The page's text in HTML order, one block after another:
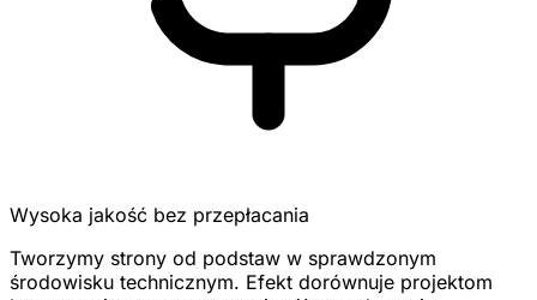
Wysoka jakość bez przepłacania
Tworzymy strony od podstaw w sprawdzonym
środowisku technicznym. Efekt dorównuje projektom